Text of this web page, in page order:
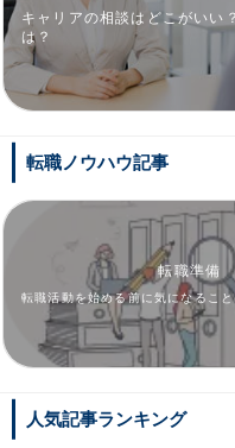
キャリアの相談はどこがいい
は？
転職ノウハウ記事
転職準備
転職活動を始める前に気になるこ
人気記事ランキング